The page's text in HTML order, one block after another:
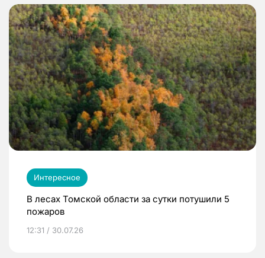
Интересное
В лесах Томской области за сутки потушили 5
пожаров
12:31 / 30.07.26